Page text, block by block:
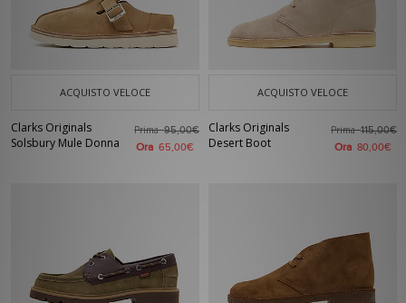
ACQUISTO VELOCE
Clarks Originals
Solsbury Mule Donna
Prima95,00€
Ora 65,00€
ACQUISTO VELOCE
Clarks Originals
Desert Boot
Prima115,00€
Ora 80,00€